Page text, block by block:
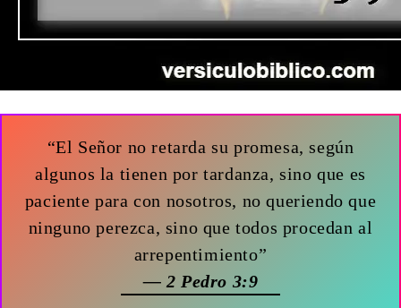
“El Señor no retarda su promesa, según
algunos la tienen por tardanza, sino que es
paciente para con nosotros, no queriendo que
ninguno perezca, sino que todos procedan al
arrepentimiento”
— 2 Pedro 3:9